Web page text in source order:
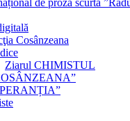
Cosânzeana
Ziarul CHIMISTUL